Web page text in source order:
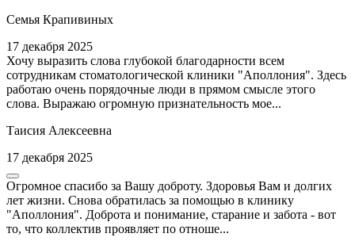
Семья Крапивиных
17 декабря 2025
Хочу выразить слова глубокой благодарности всем
сотрудникам стоматологической клиники "Аполлония". Здесь
работаю очень порядочные люди в прямом смысле этого
слова. Выражаю огромную признательность мое...
Таисия Алексеевна
17 декабря 2025
Огромное спасибо за Вашу доброту. Здоровья Вам и долгих
лет жизни. Снова обратилась за помощью в клинику
"Аполлония". Доброта и понимание, старание и забота - вот
то, что коллектив проявляет по отноше...